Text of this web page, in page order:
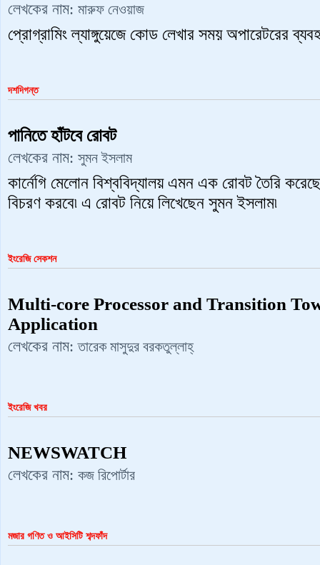
লেখকের নাম: মারুফ নেওয়াজ
প্রোগ্রামিং ল্যাঙ্গুয়েজে কোড লেখার সময় অপারেটরের
দশদিগন্ত
পানিতে হাঁটবে রোবট
লেখকের নাম: সুমন ‍ইসলাম
কার্নেগি মেলোন বিশ্ববিদ্যালয় এমন এক রোবট তৈরি
বিচরণ করবে৷ এ রোবট নিয়ে লিখেছেন সুমন ইসলাম৷
ইংরেজি সেকশন
Multi-core Processor and Transition
Application
লেখকের নাম:তারেক মাসুদুর বরকতুল্লাহ্‌
ইংরেজি খবর
NEWSWATCH
লেখকের নাম: কজ রিপোর্টার
মজার গণিত ও আইসিটি শব্দফাঁদ